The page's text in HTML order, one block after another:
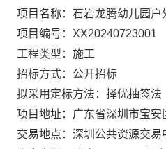
项目名称：石岩龙腾幼儿园
项目编号：XX20240723001
工程类型：施工
招标方式：公开招标
拟采用定标方法：择优抽签法
项目地址：广东省深圳市宝
交易地点：深圳公共资源交